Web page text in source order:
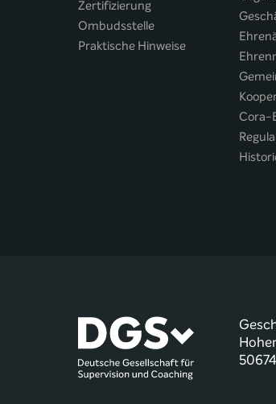
Zertifizierung
Ombudsstelle
Praktische Hinweise
Cora-